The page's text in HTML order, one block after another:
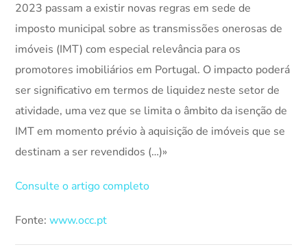
2023 passam a existir novas regras em sede de
imposto municipal sobre as transmissões onerosas de
imóveis (IMT) com especial relevância para os
promotores imobiliários em Portugal. O impacto poderá
ser significativo em termos de liquidez neste setor de
atividade, uma vez que se limita o âmbito da isenção de
IMT em momento prévio à aquisição de imóveis que se
destinam a ser revendidos (…)»
Consulte o artigo completo
Fonte:www.occ.pt